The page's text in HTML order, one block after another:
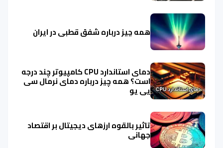
همه چیز درباره شفق قطبی در ایران
دمای استاندارد CPU کامپیوتر چند درجه
است؟ همه چیز درباره دمای نرمال سی
پی یو
تاثیر بالقوه ارزهای دیجیتال بر اقتصاد
جهانی